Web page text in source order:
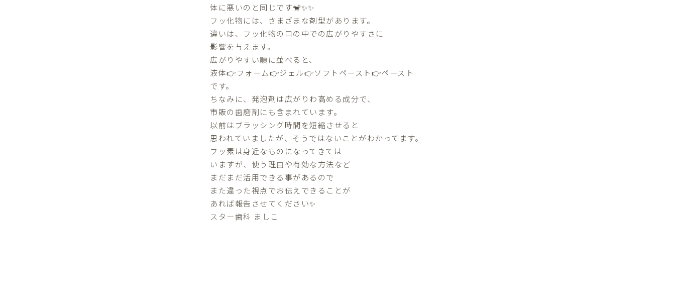
体に悪いのと同じです🐒✨✨
フッ化物には、さまざまな剤型があります。
違いは、フッ化物の口の中での広がりやすさに
影響を与えます。
広がりやすい順に並べると、
液体👉フォーム👉ジェル👉ソフトペースト👉ペースト
です。
ちなみに、発泡剤は広がりわ高める成分で、
市販の歯磨剤にも含まれています。
以前はブラッシング時間を短縮させると
思われていましたが、そうではないことがわかってます。
フッ素は身近なものになってきては
いますが、使う理由や有効な方法など
まだまだ活用できる事があるので
また違った視点でお伝えできることが
あれば報告させてください✨
スター歯科 ましこ